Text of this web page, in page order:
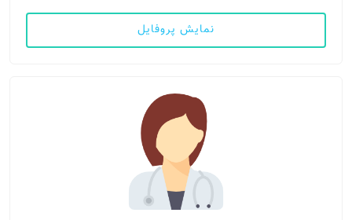
نمایش پروفایل